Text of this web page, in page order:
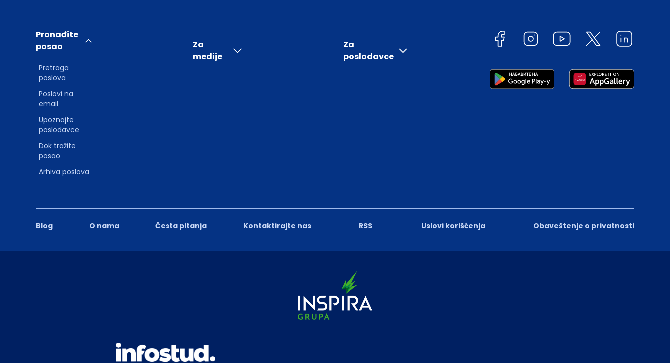
Blog O nama Česta pitanja Kontaktirajte nas RSS Uslovi korišćenja Obaveštenje o privatnosti
Pronađite
posao
Pretraga
poslova
Poslovi na
email
Upoznajte
poslodavce
Dok tražite
posao
Arhiva poslova
Za
medije
Za
poslodavce